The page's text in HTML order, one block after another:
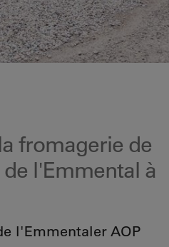
fromagerie de
l'Emmental à
l'Emmentaler AOP